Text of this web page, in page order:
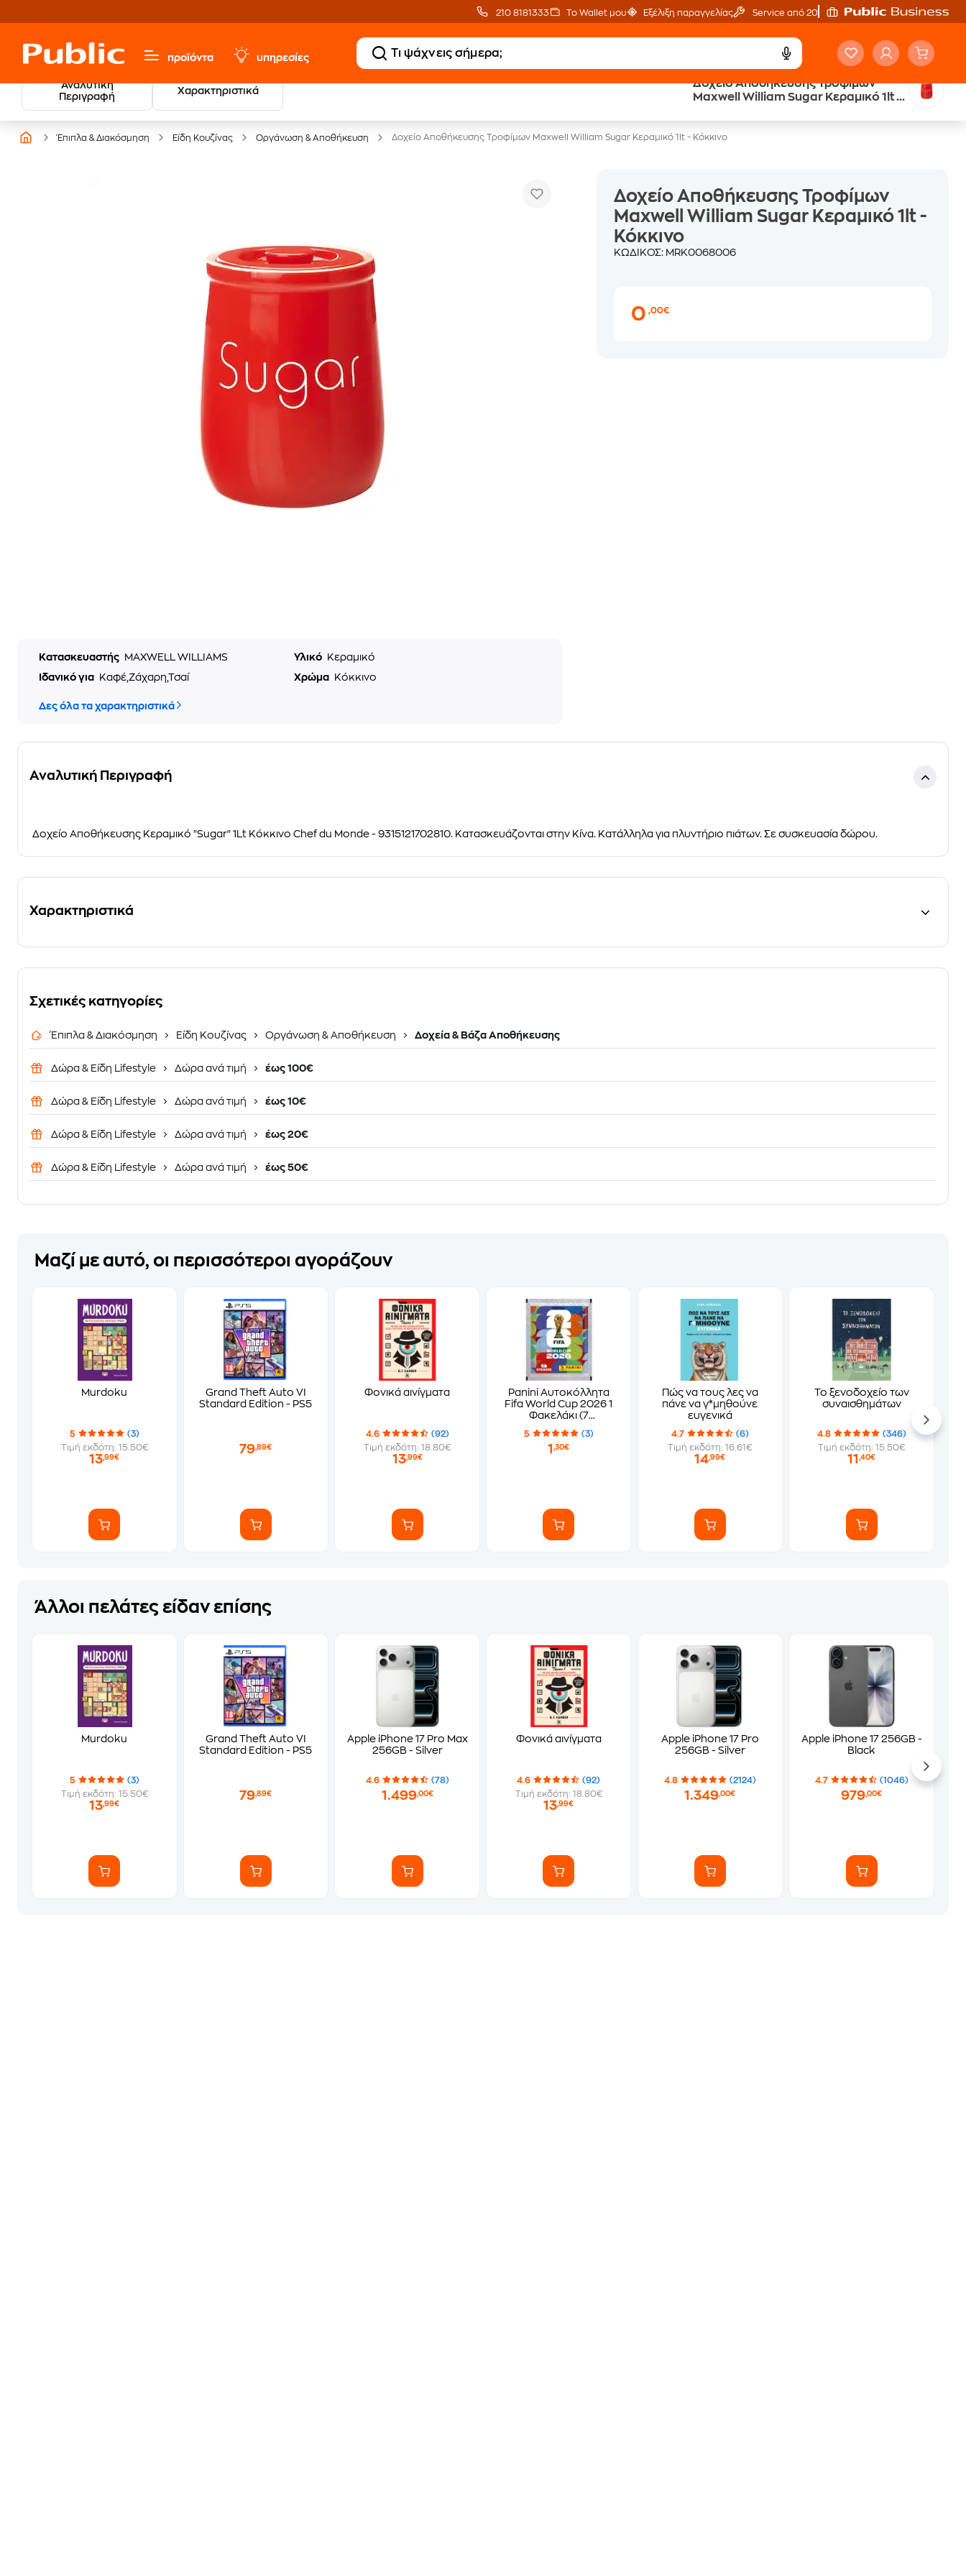
210 8181333 Το Wallet μου Εξέλιξη παραγγελίας Service από 20'
προϊόντα υπηρεσίες
Αναλυτική
Περιγραφή
Χαρακτηριστικά
Δοχείο Αποθήκευσης Τροφίμων
Maxwell William Sugar Κεραμικό 1lt -
Έπιπλα & Διακόσμηση Είδη Κουζίνας Οργάνωση & Αποθήκευση Δοχείο Αποθήκευσης Τροφίμων Maxwell William Sugar Κεραμικό 1lt - Κόκκινο
Κατασκευαστής MAXWELL WILLIAMS Υλικό
Κεραμικό
Ιδανικό για
Καφέ,Ζάχαρη,Τσαί Χρώμα Κόκκινο
Δες όλα τα χαρακτηριστικά
Δοχείο Αποθήκευσης Τροφίμων
Maxwell William Sugar Κεραμικό 1lt -
Κόκκινο
ΚΩΔΙΚΟΣ: MRK0068006
0,00€
Αναλυτική Περιγραφή
Δοχείο Αποθήκευσης Κεραμικό "Sugar" 1Lt Κόκκινο Chef du Monde - 9315121702810. Κατασκευάζονται στην Κίνα. Κατάλληλα για πλυντήριο πιάτων. Σε συσκευασία δώρου.
Χαρακτηριστικά
Σχετικές κατηγορίες
Έπιπλα & Διακόσμηση Είδη Κουζίνας Οργάνωση & Αποθήκευση Δοχεία & Βάζα Αποθήκευσης
Δώρα & Είδη Lifestyle Δώρα ανά τιμή έως 100€
Δώρα & Είδη Lifestyle Δώρα ανά τιμή έως 10€
Δώρα & Είδη Lifestyle Δώρα ανά τιμή έως 20€
Δώρα & Είδη Lifestyle Δώρα ανά τιμή έως 50€
Μαζί με αυτό, οι περισσότεροι αγοράζουν
Murdoku
5
(3)
Τιμή εκδότη: 15.50€
13,99€
Grand Theft Auto VI
Standard Edition - PS5
79,89€
Φονικά αινίγματα
4.6
(92)
Τιμή εκδότη: 18.80€
13,99€
Panini Αυτοκόλλητα
Fifa World Cup 2026 1
Φακελάκι (7
Αυτοκόλλητα)
5 (3)
1,30€
Πώς να τους λες να
πάνε να γ*μηθούνε
ευγενικά
4.7
(6)
Τιμή εκδότη: 16.61€
14,99€
Το ξενοδοχείο των
συναισθημάτων
4.8
(346)
Τιμή εκδότη: 15.50€
11,40€
Άλλοι πελάτες είδαν επίσης
Murdoku
5
(3)
Τιμή εκδότη: 15.50€
13,99€
Grand Theft Auto VI
Standard Edition - PS5
79,89€
Apple iPhone 17 Pro Max
256GB - Silver
4.6 (78)
1.499,00€
Φονικά αινίγματα
4.6
(92)
Τιμή εκδότη: 18.80€
13,99€
Apple iPhone 17 Pro
256GB - Silver
4.8 (2124)
1.349,00€
Apple iPhone 17 256GB -
Black
4.7 (1046)
979,00€